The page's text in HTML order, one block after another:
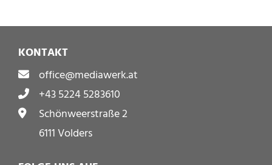
KONTAKT
office@mediawerk.at
+43 5224 5283610
Schönweerstraße 2
6111 Volders